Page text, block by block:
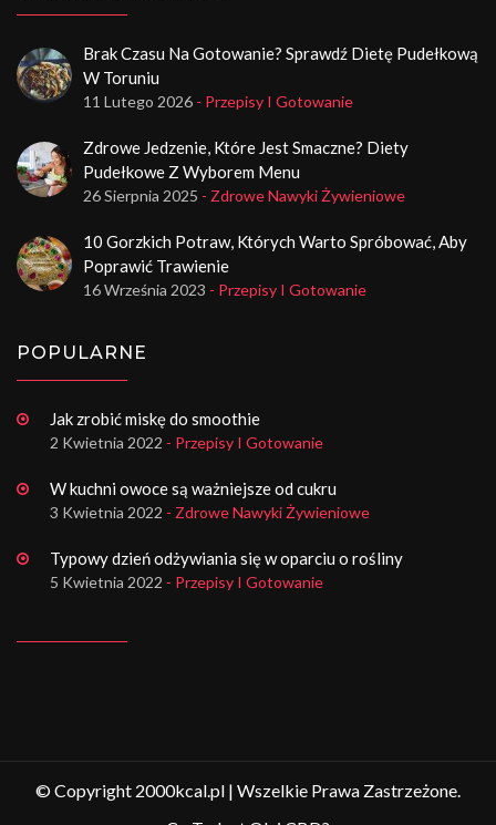
Brak Czasu Na Gotowanie? Sprawdź Dietę Pudełkową
W Toruniu
11 Lutego 2026 - Przepisy I Gotowanie
Zdrowe Jedzenie, Które Jest Smaczne? Diety
Pudełkowe Z Wyborem Menu
26 Sierpnia 2025 - Zdrowe Nawyki Żywieniowe
10 Gorzkich Potraw, Których Warto Spróbować, Aby
Poprawić Trawienie
16 Września 2023 - Przepisy I Gotowanie
POPULARNE
Jak zrobić miskę do smoothie
2 Kwietnia 2022 - Przepisy I Gotowanie
W kuchni owoce są ważniejsze od cukru
3 Kwietnia 2022 - Zdrowe Nawyki Żywieniowe
Typowy dzień odżywiania się w oparciu o rośliny
5 Kwietnia 2022 - Przepisy I Gotowanie
© Copyright 2000kcal.pl | Wszelkie Prawa Zastrzeżone.